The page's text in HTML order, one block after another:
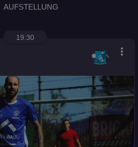
AUFSTELLUNG
19:30
more_vert